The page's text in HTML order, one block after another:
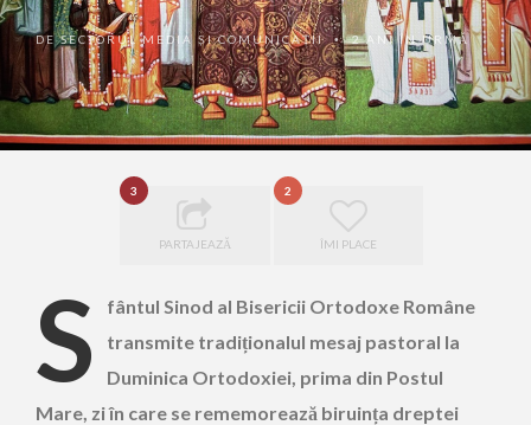
DESECTORUL MEDIA ȘI COMUNICAȚII •2 ANI ÎN URMĂ
3
PARTAJEAZĂ
2
ÎMI PLACE
S
fântul Sinod al Bisericii Ortodoxe Române
transmite tradiționalul mesaj pastoral la
Duminica Ortodoxiei, prima din Postul
Mare, zi în care se rememorează biruința dreptei